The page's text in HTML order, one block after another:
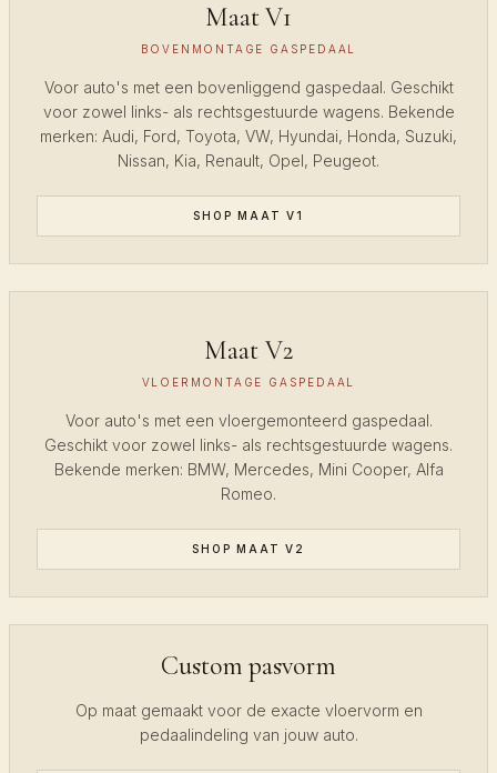
Maat V1
BOVENMONTAGE GASPEDAAL
Voor auto's met een bovenliggend gaspedaal. Geschikt
voor zowel links- als rechtsgestuurde wagens. Bekende
merken: Audi, Ford, Toyota, VW, Hyundai, Honda, Suzuki,
Nissan, Kia, Renault, Opel, Peugeot.
SHOP MAAT V1
Maat V2
VLOERMONTAGE GASPEDAAL
Voor auto's met een vloergemonteerd gaspedaal.
Geschikt voor zowel links- als rechtsgestuurde wagens.
Bekende merken: BMW, Mercedes, Mini Cooper, Alfa
Romeo.
SHOP MAAT V2
Custom pasvorm
Op maat gemaakt voor de exacte vloervorm en
pedaalindeling van jouw auto.